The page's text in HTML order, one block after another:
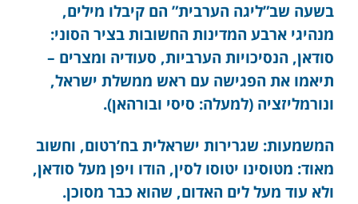
בשעה שב”ליגה הערבית” הם קיבלו מילים,
מנהיגי ארבע המדינות החשובות בציר הסוני:
סודאן, הנסיכויות הערביות, סעודיה ומצרים –
תיאמו את הפגישה עם ראש ממשלת ישראל,
ונורמליזציה (למעלה: סיסי ובורהאן).
המשמעות: שגרירות ישראלית בח’רטום, וחשוב
מאוד: מטוסינו יטוסו לסין, הודו ויפן מעל סודאן,
ולא עוד מעל לים האדום, שהוא כבר מסוכן.